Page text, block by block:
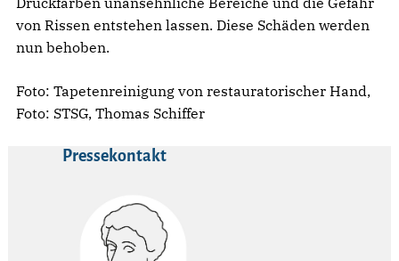
von Rissen entstehen lassen. Diese Schäden werden
nun behoben.
Foto: Tapetenreinigung von restauratorischer Hand,
Foto: STSG, Thomas Schiffer
Pressekontakt